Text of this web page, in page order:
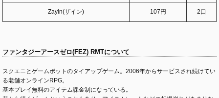
Zayin(ザイン) 107円 2口
ファンタジーアースゼロ(FEZ) RMTについて
スクエニとゲームポットのタイアップゲーム。2006年からサービスされ続けてい
る老舗オンラインRPG。
基本プレイ無料のアイテム課金制になっている。